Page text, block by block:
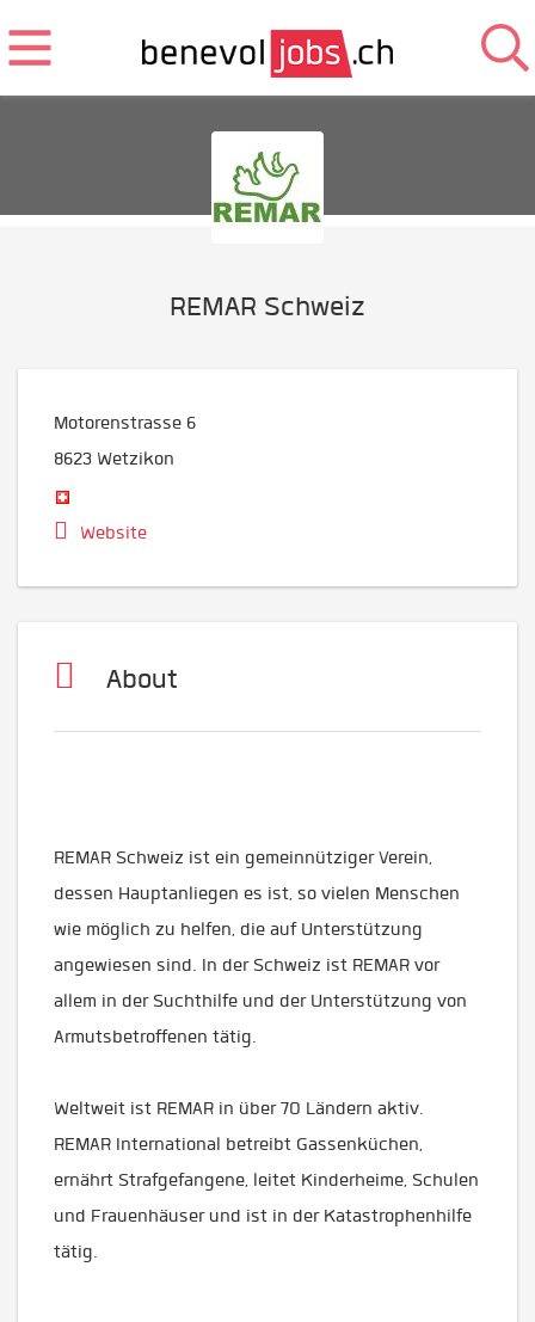
REMAR Schweiz
Motorenstrasse 6
8623 Wetzikon
Website
About
REMAR Schweiz ist ein gemeinnütziger Verein,
dessen Hauptanliegen es ist, so vielen Menschen
wie möglich zu helfen, die auf Unterstützung
angewiesen sind. In der Schweiz ist REMAR vor
allem in der Suchthilfe und der Unterstützung von
Armutsbetroffenen tätig.
Weltweit ist REMAR in über 70 Ländern aktiv.
REMAR International betreibt Gassenküchen,
ernährt Strafgefangene, leitet Kinderheime, Schulen
und Frauenhäuser und ist in der Katastrophenhilfe
tätig.